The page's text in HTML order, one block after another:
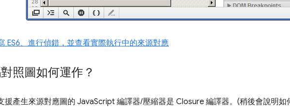
ES6、進行偵錯，並查看實際執行中的來源對應
照圖如何運作？
援產生來源對應圖的 JavaScript 編譯器/壓縮器是 Closure 編譯器。(稍後會說明